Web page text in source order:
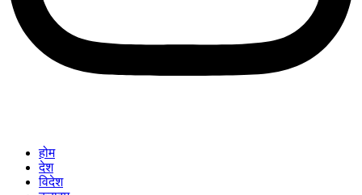
होम
देश
विदेश